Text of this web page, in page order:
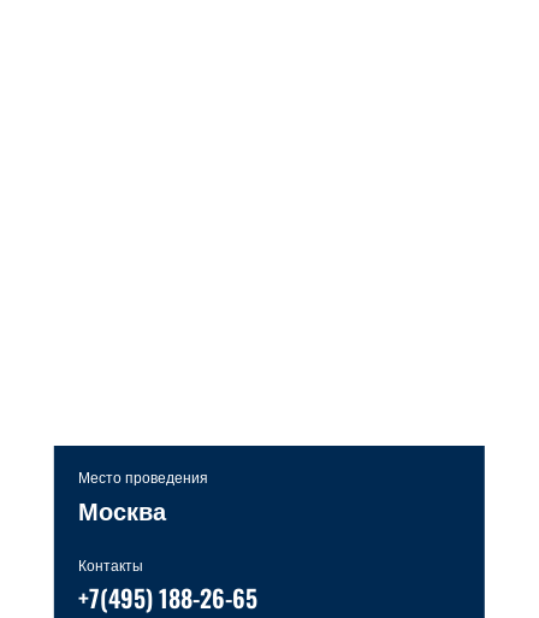
Место проведения
Москва
Контакты
+7(495) 188-26-65